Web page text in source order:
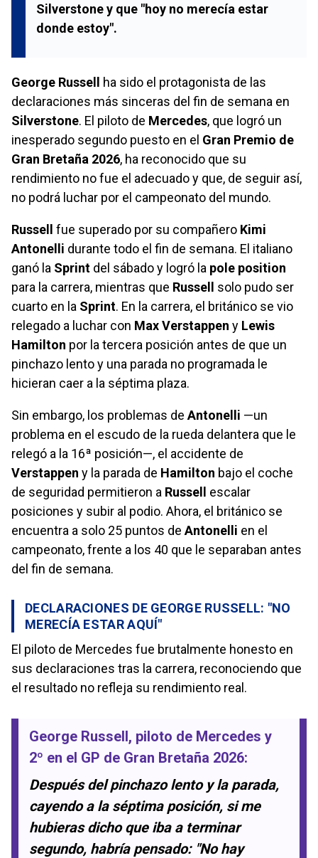
Silverstone y que "hoy no merecía estar
donde estoy".
George Russell ha sido el protagonista de las
declaraciones más sinceras del fin de semana en
Silverstone. El piloto de Mercedes, que logró un
inesperado segundo puesto en el Gran Premio de
Gran Bretaña 2026, ha reconocido que su
rendimiento no fue el adecuado y que, de seguir así,
no podrá luchar por el campeonato del mundo.
Russell fue superado por su compañero Kimi
Antonelli durante todo el fin de semana. El italiano
ganó la Sprint del sábado y logró la pole position
para la carrera, mientras que Russell solo pudo ser
cuarto en la Sprint. En la carrera, el británico se vio
relegado a luchar con Max Verstappen y Lewis
Hamilton por la tercera posición antes de que un
pinchazo lento y una parada no programada le
hicieran caer a la séptima plaza.
Sin embargo, los problemas de Antonelli —un
problema en el escudo de la rueda delantera que le
relegó a la 16ª posición—, el accidente de
Verstappen y la parada de Hamilton bajo el coche
de seguridad permitieron a Russell escalar
posiciones y subir al podio. Ahora, el británico se
encuentra a solo 25 puntos de Antonelli en el
campeonato, frente a los 40 que le separaban antes
del fin de semana.
DECLARACIONES DE GEORGE RUSSELL: "NO
MERECÍA ESTAR AQUÍ"
El piloto de Mercedes fue brutalmente honesto en
sus declaraciones tras la carrera, reconociendo que
el resultado no refleja su rendimiento real.
George Russell, piloto de Mercedes y
2º en el GP de Gran Bretaña 2026:
Después del pinchazo lento y la parada,
cayendo a la séptima posición, si me
hubieras dicho que iba a terminar
segundo, habría pensado: "No hay